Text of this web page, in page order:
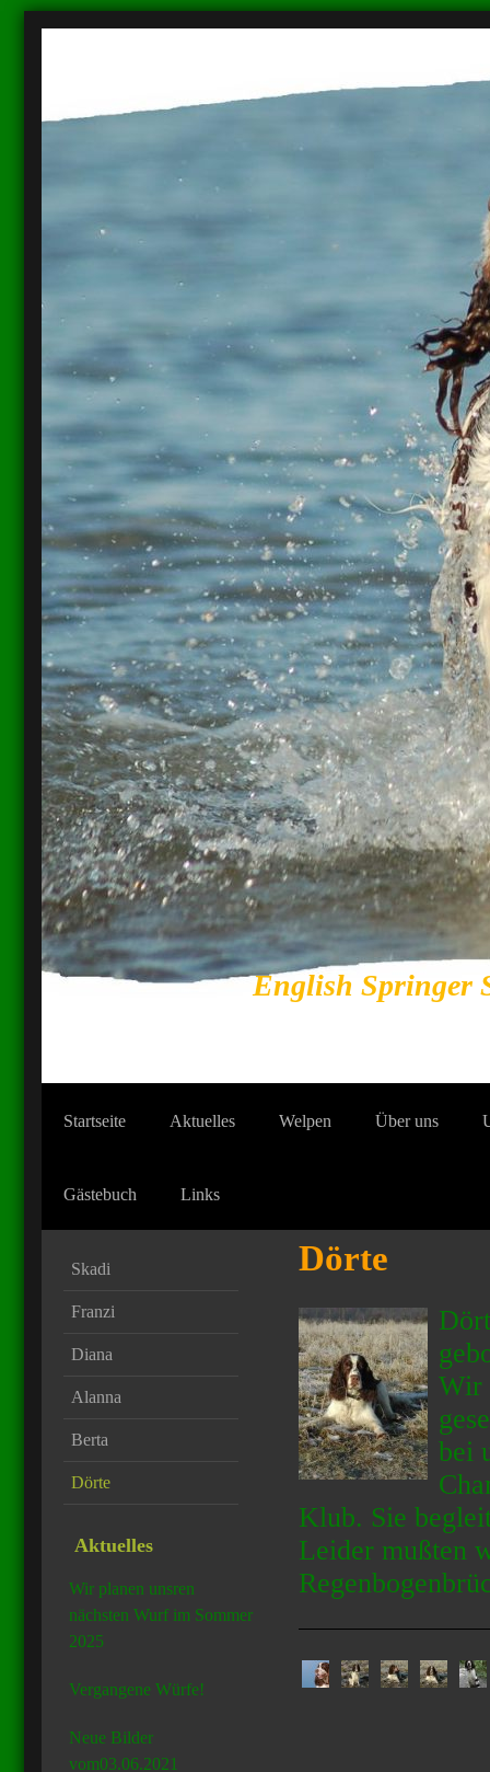
English Springer
Startseite Aktuelles Welpen Über uns
Gästebuch Links
Skadi
Franzi
Diana
Alanna
Berta
Dörte
Aktuelles
Wir planen unsren
nächsten Wurf im Sommer
2025
Vergangene Würfe!
Neue Bilder
vom03.06.2021
Dörte
Wir
bei
Klub. Sie
Leider mußten